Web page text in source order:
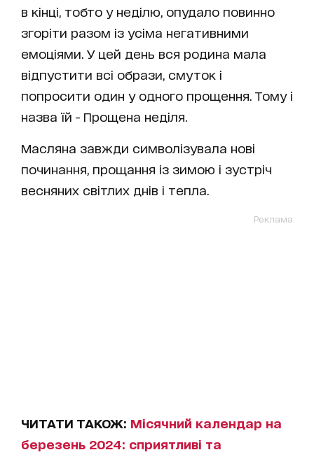
в кінці, тобто у неділю, опудало повинно
згоріти разом із усіма негативними
емоціями. У цей день вся родина мала
відпустити всі образи, смуток і
попросити один у одного прощення. Тому і
назва їй - Прощена неділя.
Масляна завжди символізувала нові
починання, прощання із зимою і зустріч
весняних світлих днів і тепла.
Реклама
ЧИТАТИ ТАКОЖ: Місячний календар на
березень 2024: сприятливі та